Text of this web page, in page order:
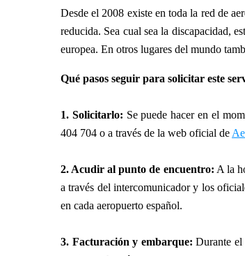
Desde el 2008 existe en toda la red de
reducida. Sea cual sea la discapacidad,
europea. En otros lugares del mundo
Qué pasos seguir para solicitar este
1. Solicitarlo: Se puede hacer en el
404 704 o a través de la web oficial de
2. Acudir al punto de encuentro: A la
a través del intercomunicador y los
en cada aeropuerto español.
3. Facturación y embarque: Durante el